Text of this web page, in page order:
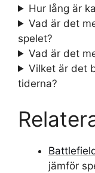
Hur lång är
Vad är det
spelet?
Vad är det
Vilket är det
tiderna?
jämför